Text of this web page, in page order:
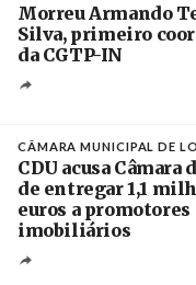
Morreu Armando
Silva, primeiro
da CGTP-IN
CÂMARA MUNICIPAL DE
CDU acusa Câmara
de entregar 1,1
euros a promotores
imobiliários